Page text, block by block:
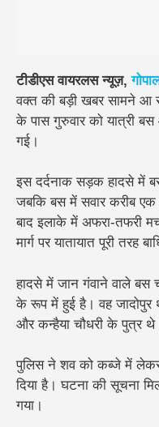
टीडीएस वायरलस न्यूज़,
वक्त की बड़ी खबर सामने आ
के पास गुरुवार कोयात्री
गई।
इस दर्दनाक सड़क हादसे में
जबकि बस में सवारकरीब एक
बाद इलाके में अफरा-
मार्ग पर यातायात पूरी तरह
हादसे में जान गंवाने वाले बस
के रूप में हुई है। वह जादोपुर
और कन्हैया चौधरी के पुत्र
पुलिस ने शव को कब्जे में लेकर
दिया है। घटना की सूचना
गया।